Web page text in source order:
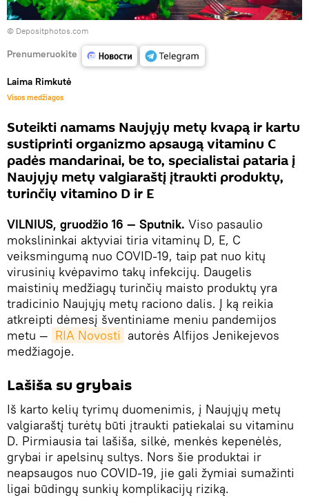
© Depositphotos.com
Prenumeruokite
Laima Rimkutė
Visos medžiagos
Suteikti namams Naujųjų metų kvapą ir kartu
sustiprinti organizmo apsaugą vitaminu C
padės mandarinai, be to, specialistai pataria į
Naujųjų metų valgiaraštį įtraukti produktų,
turinčių vitamino D ir E
VILNIUS, gruodžio 16 — Sputnik. Viso pasaulio
mokslininkai aktyviai tiria vitaminų D, E, C
veiksmingumą nuo COVID-19, taip pat nuo kitų
virusinių kvėpavimo takų infekcijų. Daugelis
maistinių medžiagų turinčių maisto produktų yra
tradicinio Naujųjų metų raciono dalis. Į ką reikia
atkreipti dėmesį šventiniame meniu pandemijos
metu — RIA Novosti autorės Alfijos Jenikejevos
medžiagoje.
Lašiša su grybais
Iš karto kelių tyrimų duomenimis, į Naujųjų metų
valgiaraštį turėtų būti įtraukti patiekalai su vitaminu
D. Pirmiausia tai lašiša, silkė, menkės kepenėlės,
grybai ir apelsinų sultys. Nors šie produktai ir
neapsaugos nuo COVID-19, jie gali žymiai sumažinti
ligai būdingų sunkių komplikacijų riziką.